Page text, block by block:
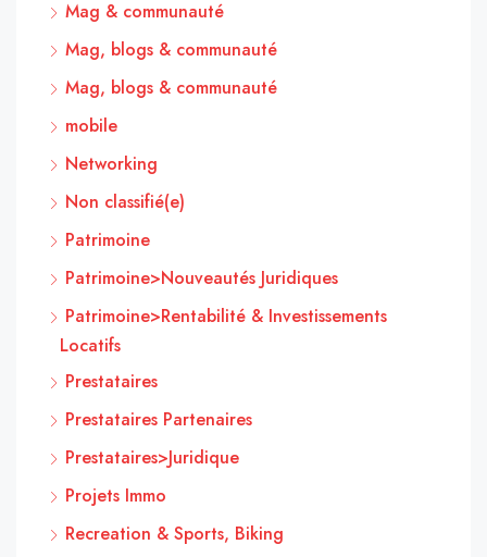
Mag & communauté
Mag, blogs & communauté
Mag, blogs & communauté
mobile
Networking
Non classifié(e)
Patrimoine
Patrimoine>Nouveautés Juridiques
Patrimoine>Rentabilité & Investissements
Locatifs
Prestataires
Prestataires Partenaires
Prestataires>Juridique
Projets Immo
Recreation & Sports, Biking